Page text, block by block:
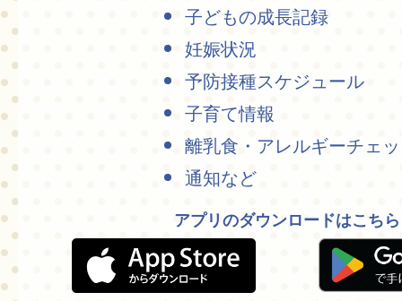
子どもの成長記録
妊娠状況
予防接種スケジュール
子育て情報
離乳食・アレルギーチェ
通知など
アプリのダウンロードはこちら